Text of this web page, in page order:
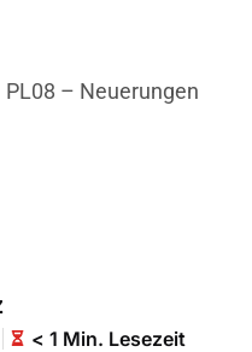
PL08 – Neuerungen
< 1 Min. Lesezeit